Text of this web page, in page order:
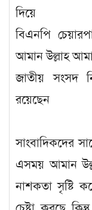
দিয়ে
বিএনপি
আমান উল্লাহ
জাতীয় সংসদ
রয়েছেন
সাংবাদিকদের
এসময় আমান
নাশকতা সৃষ্টি